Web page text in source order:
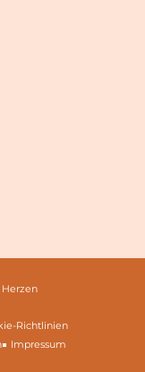
Richtlinien
Impressum